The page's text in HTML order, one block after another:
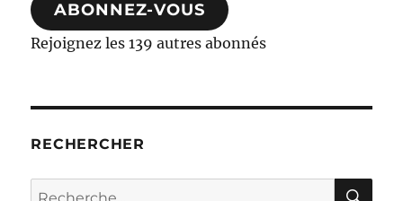
ABONNEZ-VOUS
Rejoignez les 139 autres abonnés
RECHERCHER
Recherche